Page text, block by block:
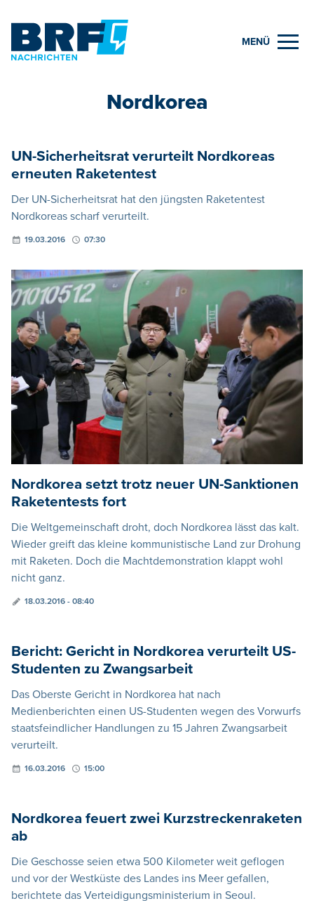
MENÜ
Nordkorea
UN-Sicherheitsrat verurteilt Nordkoreas
erneuten Raketentest
Der UN-Sicherheitsrat hat den jüngsten Raketentest
Nordkoreas scharf verurteilt.
19.03.2016 07:30
Nordkorea setzt trotz neuer UN-Sanktionen
Raketentests fort
Die Weltgemeinschaft droht, doch Nordkorea lässt das kalt.
Wieder greift das kleine kommunistische Land zur Drohung
mit Raketen. Doch die Machtdemonstration klappt wohl
nicht ganz.
18.03.2016 - 08:40
Bericht: Gericht in Nordkorea verurteilt US-
Studenten zu Zwangsarbeit
Das Oberste Gericht in Nordkorea hat nach
Medienberichten einen US-Studenten wegen des Vorwurfs
staatsfeindlicher Handlungen zu 15 Jahren Zwangsarbeit
verurteilt.
16.03.2016 15:00
Nordkorea feuert zwei Kurzstreckenraketen
ab
Die Geschosse seien etwa 500 Kilometer weit geflogen
und vor der Westküste des Landes ins Meer gefallen,
berichtete das Verteidigungsministerium in Seoul.